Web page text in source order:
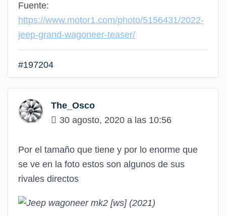
Fuente:
https://www.motor1.com/photo/5156431/2022-
jeep-grand-wagoneer-teaser/
#197204
The_Osco
30 agosto, 2020 a las 10:56
Por el tamaño que tiene y por lo enorme que
se ve en la foto estos son algunos de sus
rivales directos